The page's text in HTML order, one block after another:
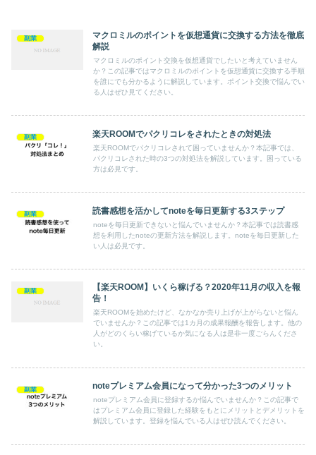
副業
マクロミルのポイントを仮想通貨に交換する方法を徹底
解説
マクロミルのポイント交換を仮想通貨でしたいと考えていません
か？この記事ではマクロミルのポイントを仮想通貨に交換する手順
を誰にでも分かるように解説しています。ポイント交換で悩んでい
る人はぜひ見てください。
副業 楽天ROOMでパクリコレをされたときの対処法
楽天ROOMでパクリコレされて困っていませんか？本記事では、
パクリコレされた時の3つの対処法を解説しています。困っている
方は必見です。
副業 読書感想を活かしてnoteを毎日更新する3ステップ
noteを毎日更新できないと悩んでいませんか？本記事では読書感
想を利用したnoteの更新方法を解説します。noteを毎日更新した
い人は必見です。
副業
【楽天ROOM】いくら稼げる？2020年11月の収入を報
告！
楽天ROOMを始めたけど、なかなか売り上げが上がらないと悩ん
でいませんか？この記事では1カ月の成果報酬を報告します。他の
人がどのくらい稼げているか気になる人は是非一度ごらんくださ
い。
副業 noteプレミアム会員になって分かった3つのメリット
noteプレミアム会員に登録するか悩んでいませんか？この記事で
はプレミアム会員に登録した経験をもとにメリットとデメリットを
解説しています。登録を悩んでいる人はぜひ読んでください。